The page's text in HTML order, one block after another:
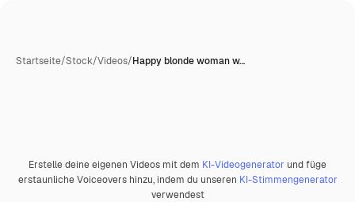
Startseite/Stock/Videos/Happy blonde woman w…
Premium
Erstelle deine eigenen Videos mit dem KI-Videogenerator und füge
erstaunliche Voiceovers hinzu, indem du unseren KI-Stimmengenerator
verwendest